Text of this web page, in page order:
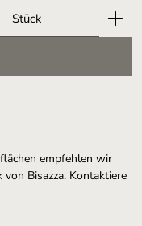
Wert ein
Stück
empfehlen wir
Bisazza. Kontaktiere